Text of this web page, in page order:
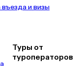
и визы
Туры от
туроператоров